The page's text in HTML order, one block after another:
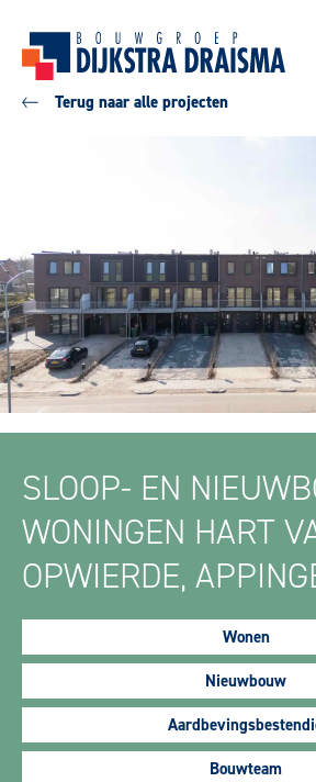
Terug naar alle projecten
SLOOP- EN
WONINGEN HART
OPWIERDE,
Wonen
Nieuwbouw
Bouwteam